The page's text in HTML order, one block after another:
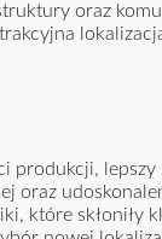
oraz
produkcji, lepszy
oraz
które skłoniły